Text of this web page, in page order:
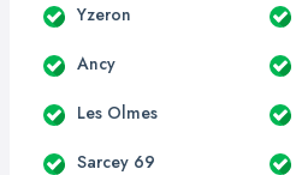
Yzeron
Ancy
Les Olmes
Sarcey 69